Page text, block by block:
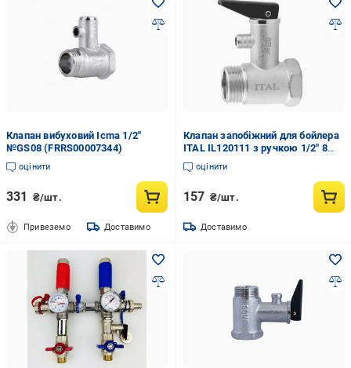
Клапан вибуховий Icma 1/2"
№GS08 (FRRS00007344)
оцінити
331 ₴/шт.
Привеземо Доставимо
Клапан запобіжний для бойлера
ITAL IL120111 з ручкою 1/2" 8
бар (SQ-1055585)
оцінити
157 ₴/шт.
Доставимо